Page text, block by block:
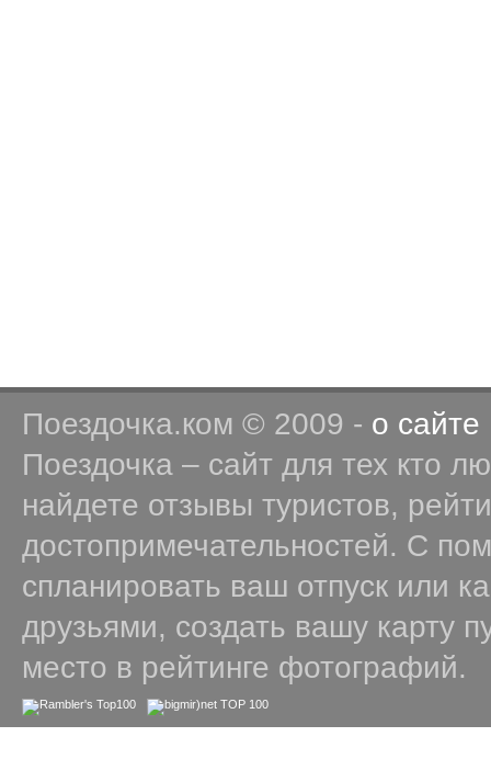
Поездочка.ком © 2009 - о сайте
Поездочка – сайт для тех кто
найдете отзывы туристов,
достопримечательностей. С
спланировать ваш отпуск или
друзьями, создать вашу карту
место в рейтинге фотографий.